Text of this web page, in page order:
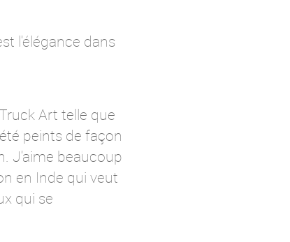
l'élégance dans
Art telle que
peints de façon
J'aime beaucoup
en Inde qui veut
qui se